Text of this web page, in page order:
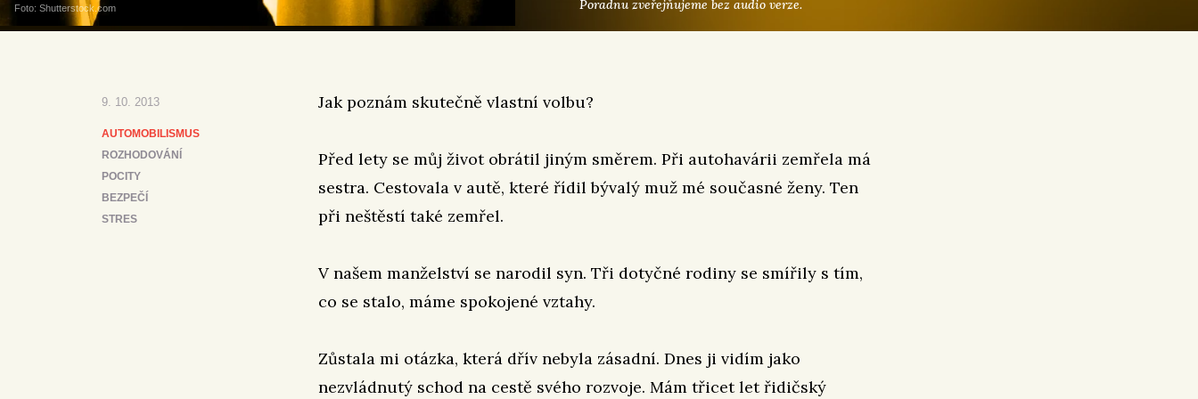
Foto: Shutterstock.com Poradnu zveřejňujeme bez audio verze.
9. 10. 2013
AUTOMOBILISMUS
ROZHODOVÁNÍ
POCITY
BEZPEČÍ
STRES
Jak poznám skutečně vlastní volbu?
Před lety se můj život obrátil jiným směrem. Při autohavárii zemřela má
sestra. Cestovala v autě, které řídil bývalý muž mé současné ženy. Ten
při neštěstí také zemřel.
V našem manželství se narodil syn. Tři dotyčné rodiny se smířily s tím,
co se stalo, máme spokojené vztahy.
Zůstala mi otázka, která dřív nebyla zásadní. Dnes ji vidím jako
nezvládnutý schod na cestě svého rozvoje. Mám třicet let řidičský